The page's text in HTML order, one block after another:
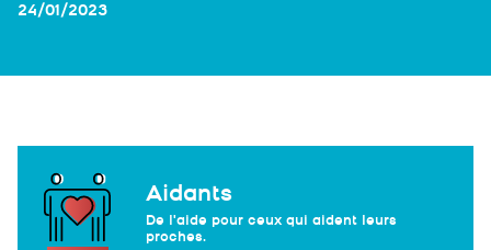
24/01/2023
Aidants
De l'aide pour ceux qui aident leurs
proches.